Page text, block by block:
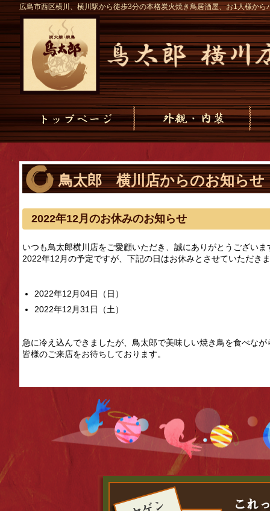
広島市西区横川、横川駅から徒歩3分の本格炭火焼き鳥居酒屋、お1人様か
鳥太郎 横川店からのお知らせ
2022年12月のお休みのお知らせ
いつも鳥太郎横川店をご愛顧いただき、誠にありがとうございま
2022年12月の予定ですが、下記の日はお休みとさせていただき
2022年12月04日（日）
2022年12月31日（土）
急に冷え込んできましたが、鳥太郎で美味しい焼き鳥を食べな
皆様のご来店をお待ちしております。